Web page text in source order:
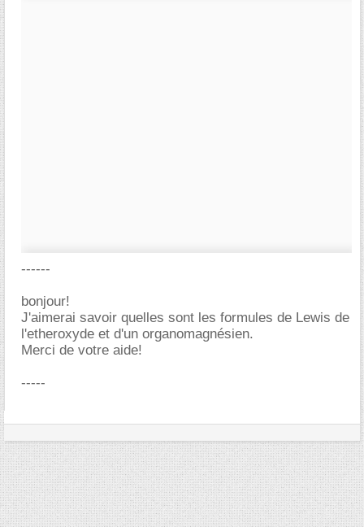
------
bonjour!
J'aimerai savoir quelles sont les formules de Lewis de
l'etheroxyde et d'un organomagnésien.
Merci de votre aide!
-----